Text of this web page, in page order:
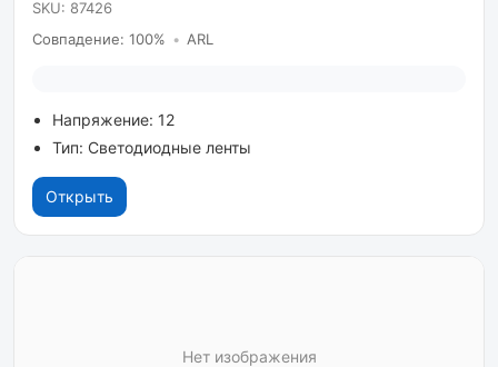
SKU: 87426
Совпадение: 100% • ARL
Напряжение: 12
Тип: Светодиодные ленты
Открыть
Нет изображения